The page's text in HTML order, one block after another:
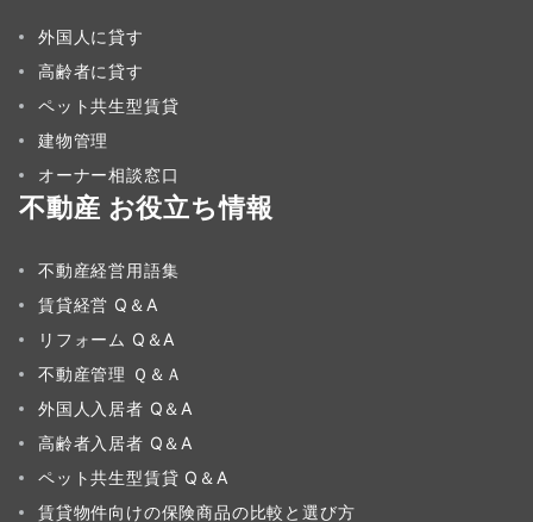
外国人に貸す
高齢者に貸す
ペット共生型賃貸
建物管理
オーナー相談窓口
不動産 お役立ち情報
不動産経営用語集
賃貸経営 Q＆A
リフォーム Q＆A
不動産管理 Ｑ＆Ａ
外国人入居者 Q＆A
高齢者入居者 Q＆A
ペット共生型賃貸 Q＆A
賃貸物件向けの保険商品の比較と選び方